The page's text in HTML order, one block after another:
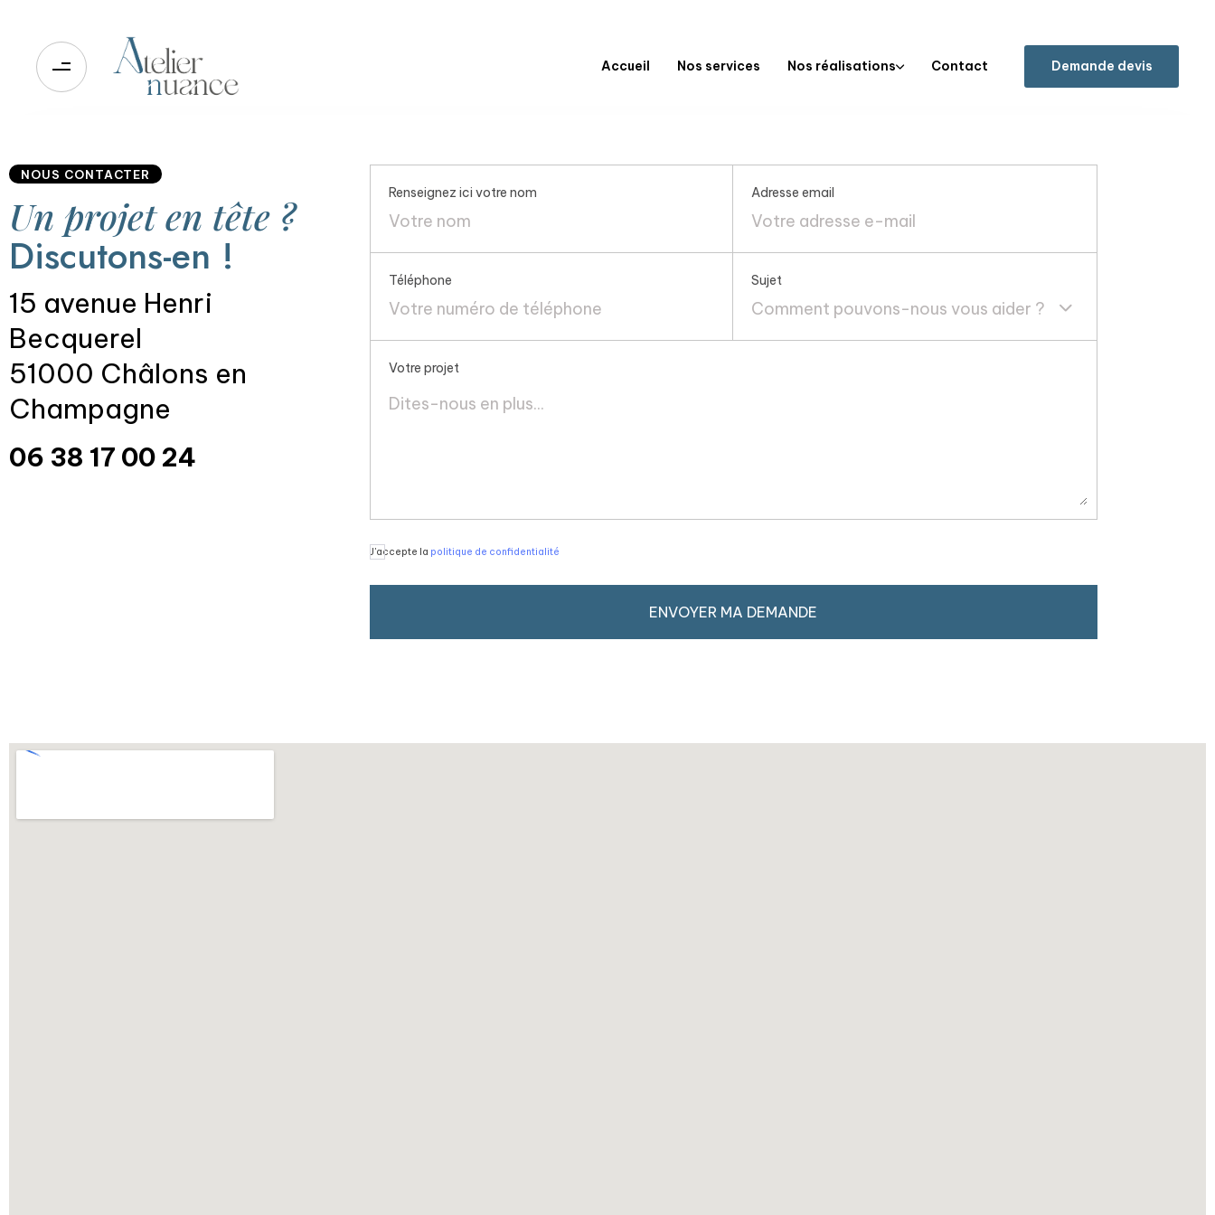
Accueil Nos services Nos réalisations Contact Demande devis
NOUS CONTACTER
Un projet en tête ?
Discutons-en !
15 avenue Henri
Becquerel
51000 Châlons en
Champagne
06 38 17 00 24
Renseignez ici votre nom Adresse email
Téléphone Sujet
Comment pouvons-nous vous aider ?
Votre projet
J'accepte la politique de confidentialité